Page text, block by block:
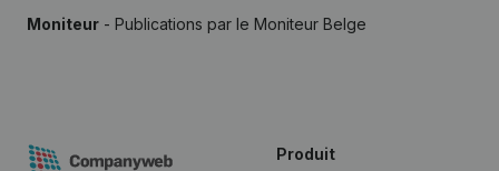
Moniteur - Publications par le Moniteur Belge
Produit